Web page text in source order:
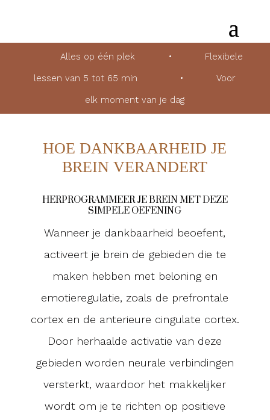
Alles op één plek • Flexibele
lessen van 5 tot 65 min • Voor
elk moment van je dag
HOE DANKBAARHEID JE
BREIN VERANDERT
HERPROGRAMMEER JE BREIN MET DEZE
SIMPELE OEFENING
Wanneer je dankbaarheid beoefent,
activeert je brein de gebieden die te
maken hebben met beloning en
emotieregulatie, zoals de prefrontale
cortex en de anterieure cingulate cortex.
Door herhaalde activatie van deze
gebieden worden neurale verbindingen
versterkt, waardoor het makkelijker
wordt om je te richten op positieve